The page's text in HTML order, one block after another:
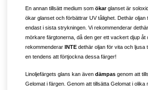
En annan tillsätt medium som ökarglanset är
ökar glanset och förbättrar UV tålighet. Dethär oljan
endast i sista strykningen. Vi rekommenderar
mörkare färgtonerna, då den ger ett vackert djup åt
rekommenderar
INTE dethär oljan för vita och ljusa
en tendens att förtjockna dessa färger!
Linoljefärgets glans kan även dämpas genom att
Gelomat i färgen. Genom att tillsätta Gelomat i olika